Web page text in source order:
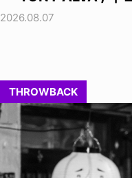
2026.08.07
THROWBACK